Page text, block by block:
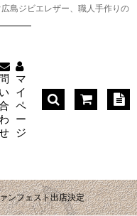
島ジビエレザー、職人手作りの
問
い
わ
マ
イ
ペ
ー
ジ
ンフェスト出店決定